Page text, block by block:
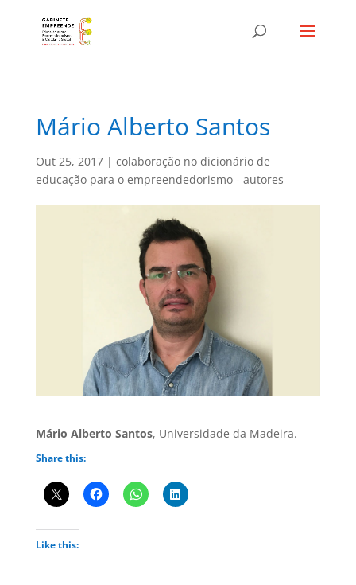
Mário Alberto Santos
Out 25, 2017| colaboração no dicionário de
educação para o empreendedorismo - autores
Mário Alberto Santos, Universidade da Madeira.
Share this:
Like this: